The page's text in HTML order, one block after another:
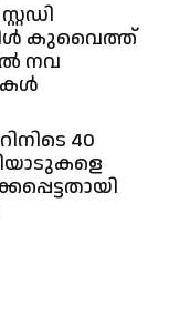
കുവൈത്ത്
നവ
40